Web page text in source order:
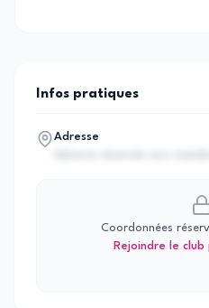
Infos pratiques
Adresse
Coordonnées
Rejoindre le